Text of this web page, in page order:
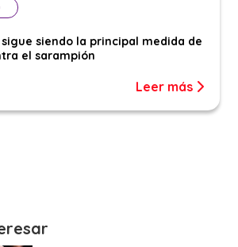
siendo la principal medida de
el sarampión
Leer más